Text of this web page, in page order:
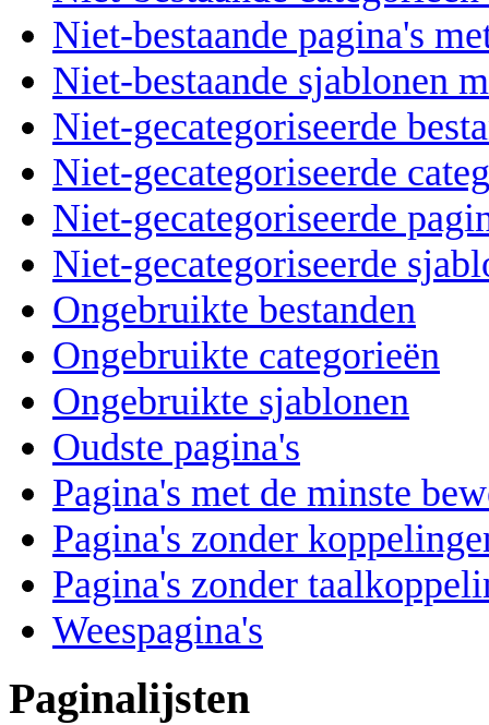
Niet-bestaande pagina's
Niet-bestaande sjablonen
Niet-gecategoriseerde
Niet-gecategoriseerde
Niet-gecategoriseerde
Niet-gecategoriseerde
Ongebruikte bestanden
Ongebruikte categorieën
Ongebruikte sjablonen
Oudste pagina's
Pagina's met de minste
Pagina's zonder
Pagina's zonder
Weespagina's
Paginalijsten